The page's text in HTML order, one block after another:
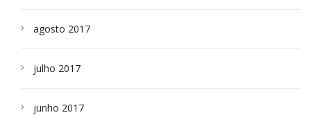
agosto 2017
julho 2017
junho 2017